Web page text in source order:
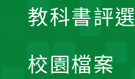
教科書評選
校園檔案